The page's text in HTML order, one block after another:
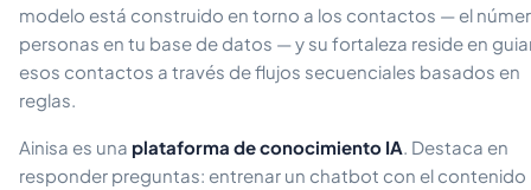
modelo está construido en torno a los contactos — el
personas en tu base de datos — y su fortaleza reside en
esos contactos a través de flujos secuenciales basados en
reglas.
Ainisa es una plataforma de conocimiento IA. Destaca en
responder preguntas: entrenar un chatbot con el contenido